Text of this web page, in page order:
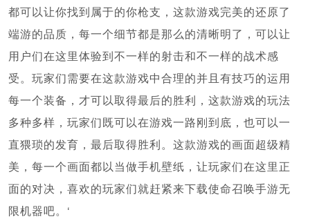
都可以让你找到属于的你枪支，这款游戏完美的还原了
端游的品质，每一个细节都是那么的清晰明了，可以让
用户们在这里体验到不一样的射击和不一样的战术感
受。玩家们需要在这款游戏中合理的并且有技巧的运用
每一个装备，才可以取得最后的胜利，这款游戏的玩法
多种多样，玩家们既可以在游戏一路刚到底，也可以一
直猥琐的发育，最后取得胜利。这款游戏的画面超级精
美，每一个画面都以当做手机壁纸，让玩家们在这里正
面的对决，喜欢的玩家们就赶紧来下载使命召唤手游无
限机器吧。‘